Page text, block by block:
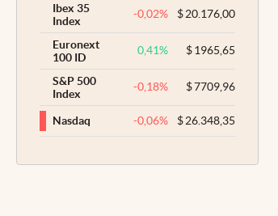
Ibex 35
Index
-0,02% $20.176,00
Euronext
100 ID
0,41% $1965,65
S&P 500
Index
-0,18% $7709,96
Nasdaq -0,06% $26.348,35